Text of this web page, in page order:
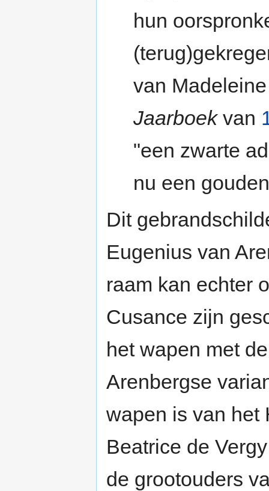
hun
van
Jaarboekvan
"een zwarte
nu een
Dit
Eugenius van
raam kan echter
Cusance zijn
het wapen met
Arenbergse
wapen is van het
Beatrice de
de grootouders